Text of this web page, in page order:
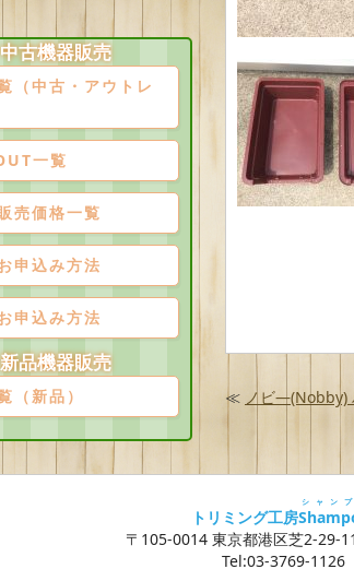
≪ ノビ―(Nobby)
中古機器販売
（中古・アウトレ
一覧
売価格一覧
申込み方法
申込み方法
新品機器販売
（新品）
トリミング工房
シャン
〒105-0014 東京都港区芝2-29-
Tel:03-3769-1126